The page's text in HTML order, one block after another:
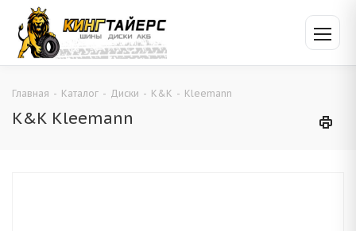
Главная - Каталог - Диски - K&K - Kleemann
K&K Kleemann